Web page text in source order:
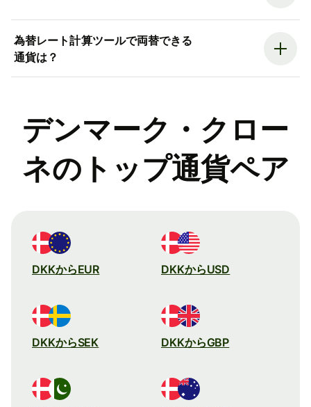
為替レート計算ツールで両替できる
通貨は？
デンマーク・クロー
ネのトップ通貨ペア
DKKからEUR DKKからUSD
DKKからSEK DKKからGBP